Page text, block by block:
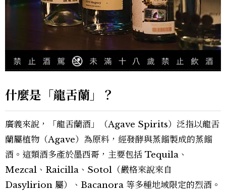
什麼是「龍舌蘭」？
廣義來說，「龍舌蘭酒」（Agave Spirits）泛指以龍舌
蘭屬植物（Agave）為原料，經發酵與蒸餾製成的蒸餾
酒。這類酒多產於墨西哥，主要包括 Tequila、
Mezcal、Raicilla、Sotol（嚴格來說來自
Dasylirion 屬）、Bacanora 等多種地域限定的烈酒。